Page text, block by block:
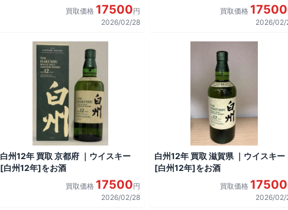
買取価格 17500円
2026/02/28
買取価格 17500
2026/02/
白州12年 買取 京都府 ｜ウイスキー
[白州12年]をお酒
買取価格 17500円
2026/02/28
白州12年 買取 滋賀県 ｜ウイスキー
[白州12年]をお酒
買取価格 17500
2026/02/